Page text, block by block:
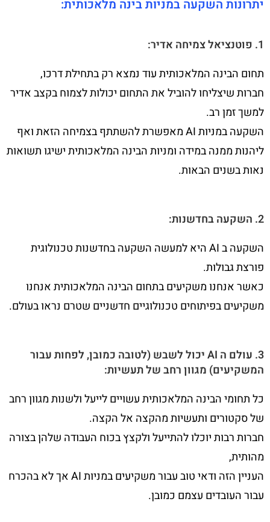
יתרונות השקעה במניות בינה מלאכותית:
1. פוטנציאל צמיחה אדיר:
תחום הבינה המלאכותית עוד נמצא רק בתחילת דרכו,
חברות שיצליחו להוביל את התחום יכולות לצמוח בקצב אדיר
למשך זמן רב.
השקעה במניות AI מאפשרת להשתתף בצמיחה הזאת ואף
ליהנות ממנה במידה ומניות הבינה המלאכותית ישיגו תשואות
נאות בשנים הבאות.
2. השקעה בחדשנות:
השקעה ב AI היא למעשה השקעה בחדשנות טכנולוגית
פורצת גבולות.
כאשר אנחנו משקיעים בתחום הבינה המלאכותית אנחנו
משקיעים בפיתוחים טכנולוגיים חדשניים שטרם נראו בעולם.
3. עולם ה AI יכול לשבש (לטובה כמובן, לפחות עבור
המשקיעים) מגוון רחב של תעשיות:
כל תחומי הבינה המלאכותית עשויים לייעל ולשנות מגוון רחב
של סקטורים ותעשיות מהקצה אל הקצה.
חברות רבות יוכלו להתייעל ולקצץ בכוח העבודה שלהן בצורה
מהותית,
העניין הזה ודאי טוב עבור משקיעים במניות AI אך לא בהכרח
עבור העובדים עצמם כמובן.